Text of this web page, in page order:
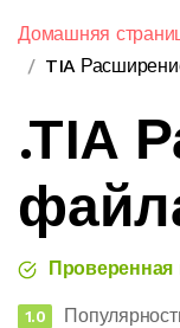
Домашняя
TIA
.TIA
1.0